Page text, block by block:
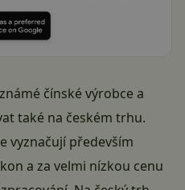
čínské výrobce a
také na českém trhu.
vyznačují především
a za velmi nízkou cenu